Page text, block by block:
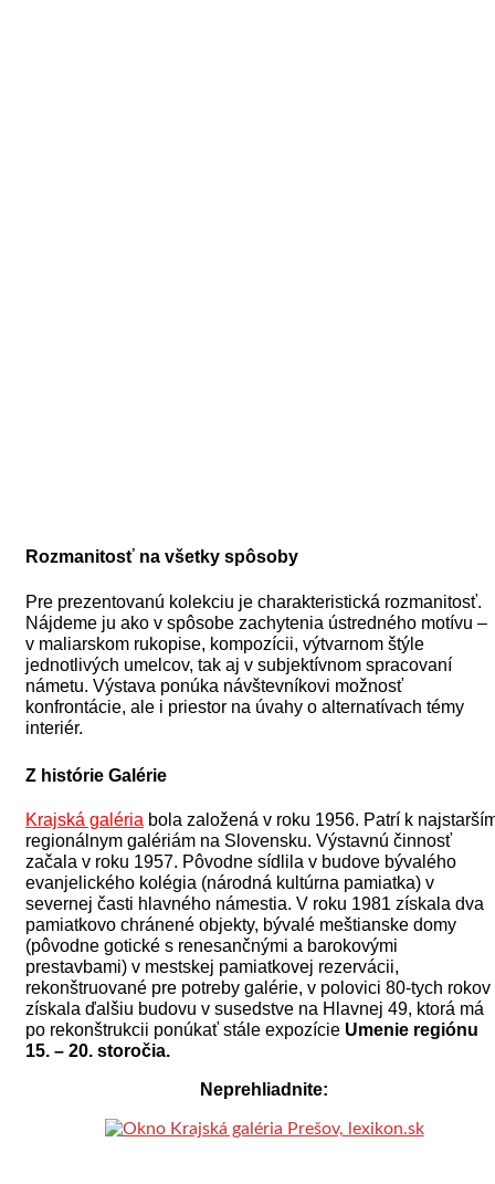
Rozmanitosť na všetky spôsoby
Pre prezentovanú kolekciu je charakteristická rozmanitosť.
Nájdeme ju ako v spôsobe zachytenia ústredného motívu –
v maliarskom rukopise, kompozícii, výtvarnom štýle
jednotlivých umelcov, tak aj v subjektívnom spracovaní
námetu. Výstava ponúka návštevníkovi možnosť
konfrontácie, ale i priestor na úvahy o alternatívach témy
interiér.
Z histórie Galérie
Krajská galéria bola založená v roku 1956. Patrí k
regionálnym galériám na Slovensku. Výstavnú činnosť
začala v roku 1957. Pôvodne sídlila v budove bývalého
evanjelického kolégia (národná kultúrna pamiatka) v
severnej časti hlavného námestia. V roku 1981 získala dva
pamiatkovo chránené objekty, bývalé meštianske domy
(pôvodne gotické s renesančnými a barokovými
prestavbami) v mestskej pamiatkovej rezervácii,
rekonštruované pre potreby galérie, v polovici 80-tych rokov
získala ďalšiu budovu v susedstve na Hlavnej 49, ktorá má
po rekonštrukcii ponúkať stále expozície Umenie regiónu
15. – 20. storočia.
Neprehliadnite: